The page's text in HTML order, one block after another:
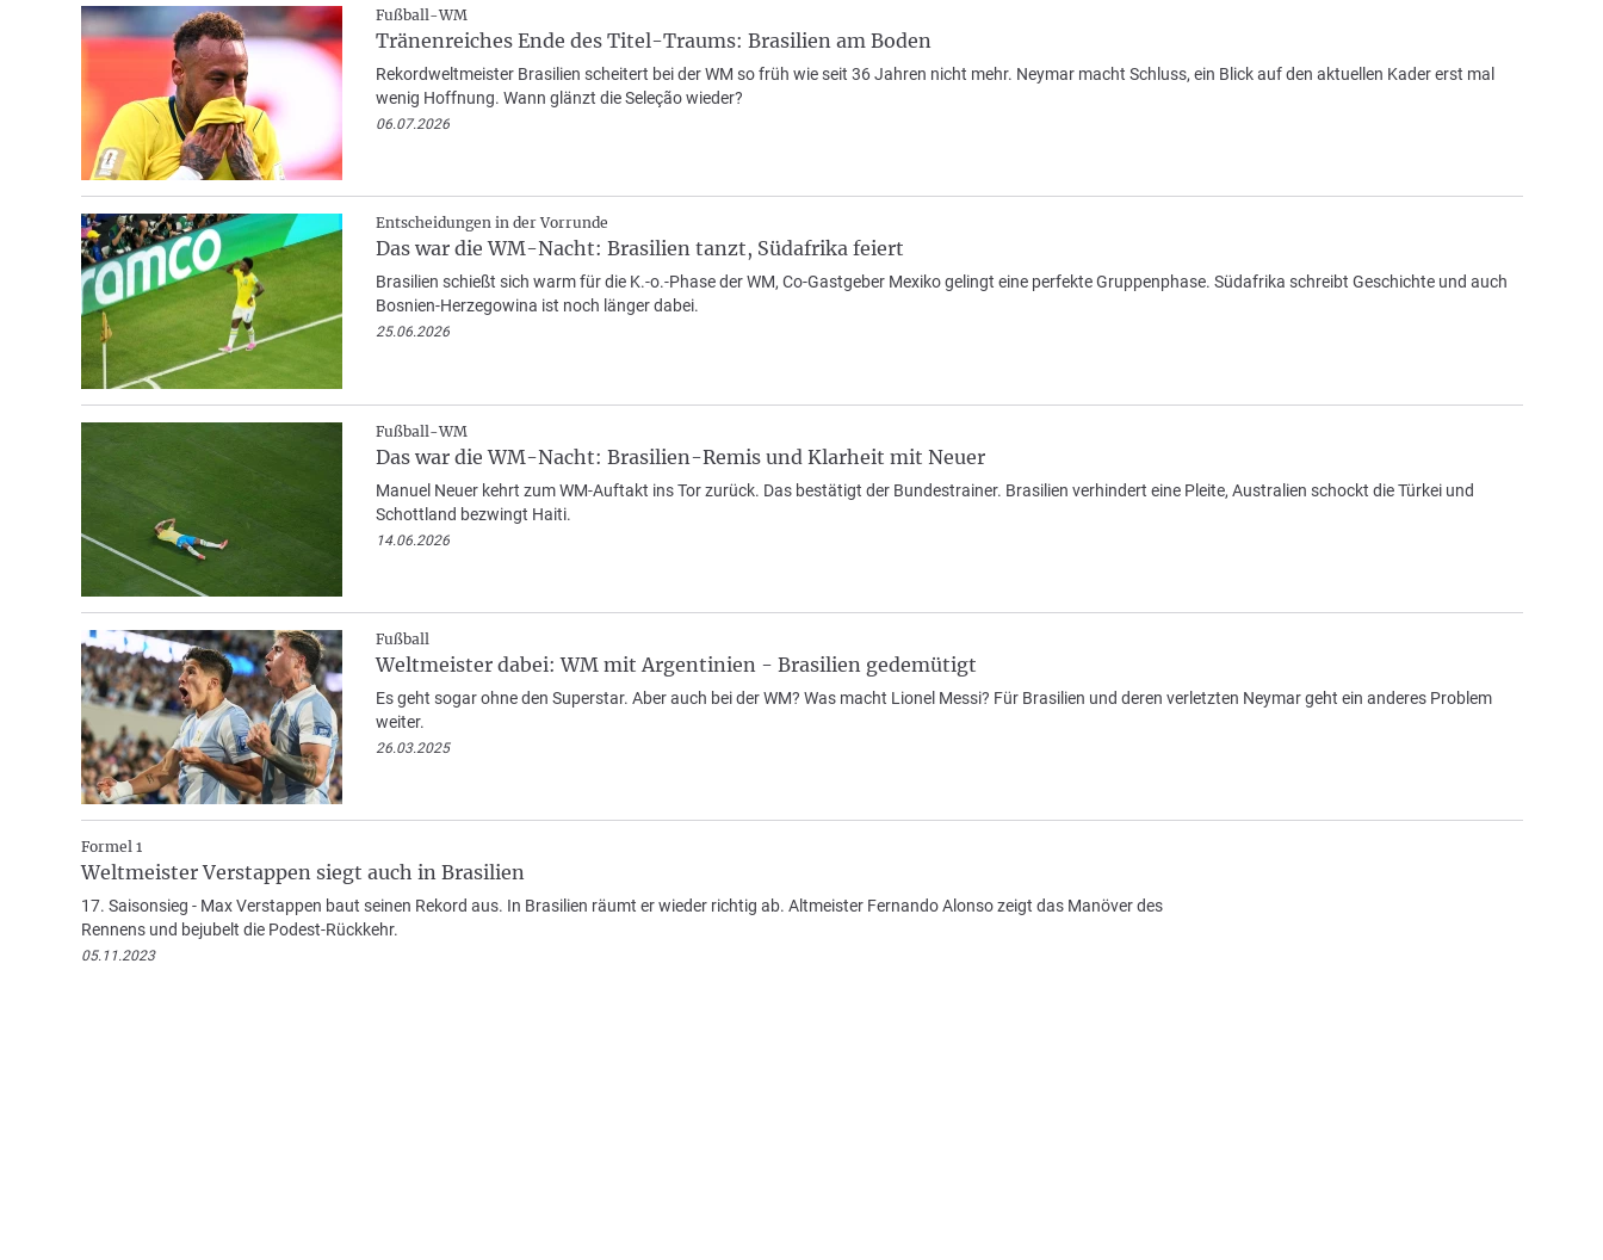
Fußball-WM
Tränenreiches Ende des Titel-Traums: Brasilien am Boden
Rekordweltmeister Brasilien scheitert bei der WM so früh wie seit 36 Jahren nicht mehr. Neymar macht Schluss, ein Blick auf den aktuellen Kader erst mal
wenig Hoffnung. Wann glänzt die Seleção wieder?
06.07.2026
Entscheidungen in der Vorrunde
Das war die WM-Nacht: Brasilien tanzt, Südafrika feiert
Brasilien schießt sich warm für die K.-o.-Phase der WM, Co-Gastgeber Mexiko gelingt eine perfekte Gruppenphase. Südafrika schreibt Geschichte und auch
Bosnien-Herzegowina ist noch länger dabei.
25.06.2026
Fußball-WM
Das war die WM-Nacht: Brasilien-Remis und Klarheit mit Neuer
Manuel Neuer kehrt zum WM-Auftakt ins Tor zurück. Das bestätigt der Bundestrainer. Brasilien verhindert eine Pleite, Australien schockt die Türkei und
Schottland bezwingt Haiti.
14.06.2026
Fußball
Weltmeister dabei: WM mit Argentinien - Brasilien gedemütigt
Es geht sogar ohne den Superstar. Aber auch bei der WM? Was macht Lionel Messi? Für Brasilien und deren verletzten Neymar geht ein anderes Problem
weiter.
26.03.2025
Formel 1
Weltmeister Verstappen siegt auch in Brasilien
17. Saisonsieg - Max Verstappen baut seinen Rekord aus. In Brasilien räumt er wieder richtig ab. Altmeister Fernando Alonso zeigt das Manöver des
Rennens und bejubelt die Podest-Rückkehr.
05.11.2023